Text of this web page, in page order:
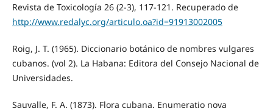
Revista de Toxicología 26 (2-3), 117-121. Recuperado de
http://www.redalyc.org/articulo.oa?id=91913002005
Roig, J. T. (1965). Diccionario botánico de nombres vulgares
cubanos. (vol 2). La Habana: Editora del Consejo Nacional de
Universidades.
Sauvalle, F. A. (1873). Flora cubana. Enumeratio nova